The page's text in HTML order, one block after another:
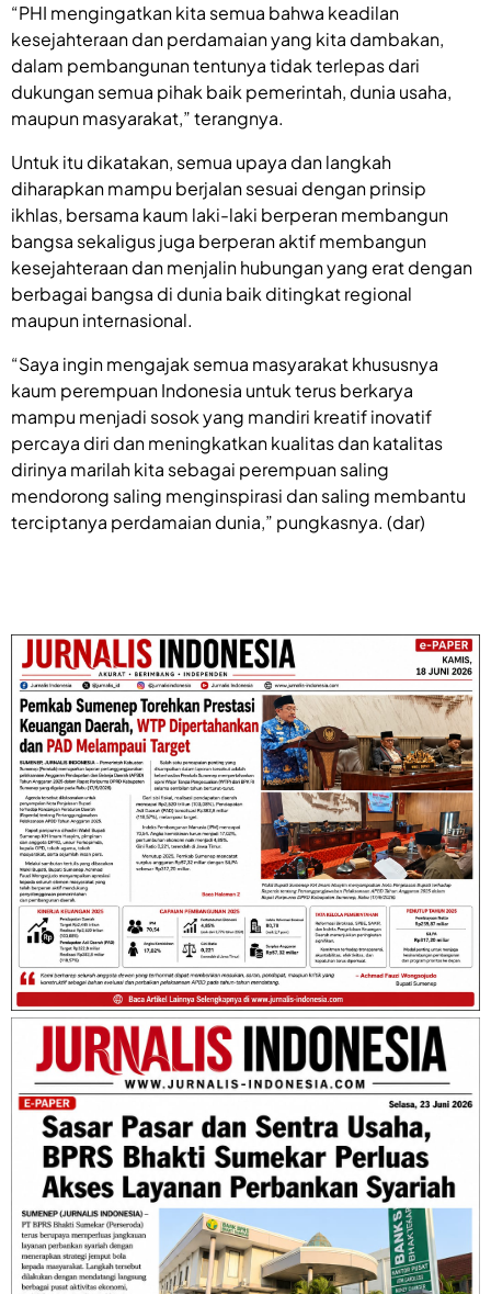
“PHI mengingatkan kita semua bahwa keadilan
kesejahteraan dan perdamaian yang kita dambakan,
dalam pembangunan tentunya tidak terlepas dari
dukungan semua pihak baik pemerintah, dunia usaha,
maupun masyarakat,” terangnya.
Untuk itu dikatakan, semua upaya dan langkah
diharapkan mampu berjalan sesuai dengan prinsip
ikhlas, bersama kaum laki-laki berperan membangun
bangsa sekaligus juga berperan aktif membangun
kesejahteraan dan menjalin hubungan yang erat dengan
berbagai bangsa di dunia baik ditingkat regional
maupun internasional.
“Saya ingin mengajak semua masyarakat khususnya
kaum perempuan Indonesia untuk terus berkarya
mampu menjadi sosok yang mandiri kreatif inovatif
percaya diri dan meningkatkan kualitas dan katalitas
dirinya marilah kita sebagai perempuan saling
mendorong saling menginspirasi dan saling membantu
terciptanya perdamaian dunia,” pungkasnya. (dar)